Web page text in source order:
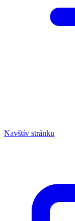
Navštív stránku